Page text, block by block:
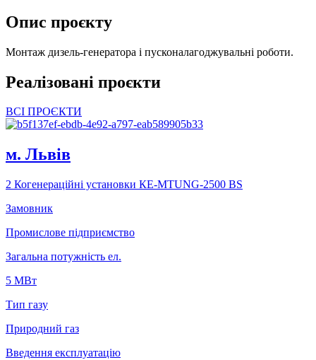
Опис проєкту
Монтаж дизель-генератора і пусконалагоджувальні роботи.
Реалізовані проєкти
ВСІ ПРОЄКТИ
м. Львiв
2 Когенераційні установки КЕ-МTUNG-2500 ВS
Замовник
Промислове підприємство
Загальна потужність ел.
5 МВт
Тип газу
Природний газ
Введення експлуатацію